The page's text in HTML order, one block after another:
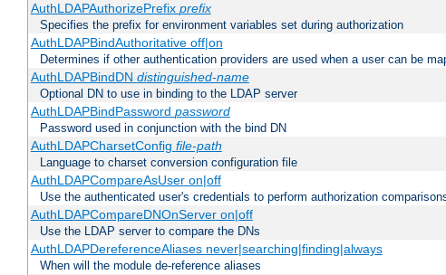
AuthLDAPAuthorizePrefix prefix
Specifies the prefix for environment variables set during authorization
AuthLDAPBindAuthoritative off|on
Determines if other authentication providers are used when a user can be
AuthLDAPBindDN distinguished-name
Optional DN to use in binding to the LDAP server
AuthLDAPBindPassword password
Password used in conjunction with the bind DN
AuthLDAPCharsetConfig file-path
Language to charset conversion configuration file
AuthLDAPCompareAsUser on|off
Use the authenticated user's credentials to perform authorization
AuthLDAPCompareDNOnServer on|off
Use the LDAP server to compare the DNs
AuthLDAPDereferenceAliases never|searching|finding|always
When will the module de-reference aliases